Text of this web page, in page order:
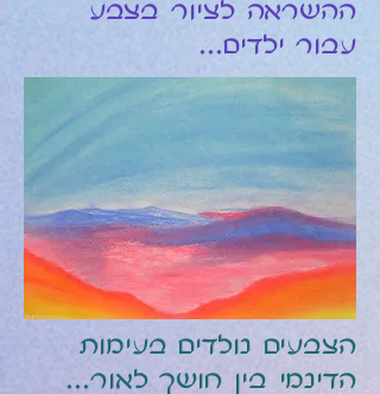
ההשראה לציור בצבע
עבור ילדים...
הצבעים נולדים בעימות
הדינמי בין חושך לאור...